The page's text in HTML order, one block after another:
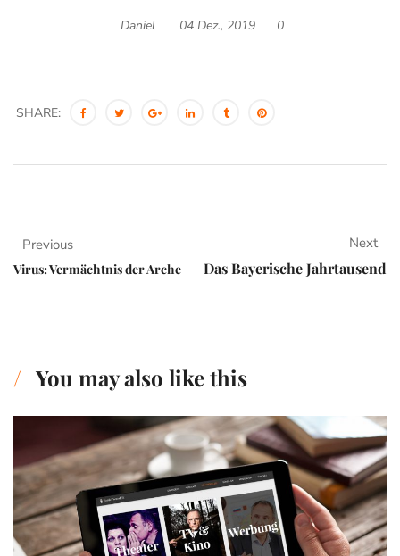
Daniel 04 Dez., 2019 0
SHARE:
Previous
Virus: Vermächtnis der Arche
Next
Das Bayerische Jahrtausend
You may also like this